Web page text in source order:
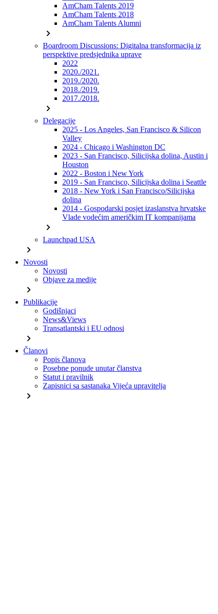
AmCham Talents 2019
AmCham Talents 2018
AmCham Talents Alumni
chevron_right
Boardroom Discussions: Digitalna transformacija iz
perspektive predsjednika uprave
2022
2020./2021.
2019./2020.
2018./2019.
2017./2018.
chevron_right
Delegacije
2025 - Los Angeles, San Francisco & Silicon
Valley
2024 - Chicago i Washington DC
2023 - San Francisco, Silicijska dolina, Austin i
Houston
2022 - Boston i New York
2019 - San Francisco, Silicijska dolina i Seattle
2018 - New York i San Francisco/Silicijska
dolina
2014 - Gospodarski posjet izaslanstva hrvatske
Vlade vodećim američkim IT kompanijama
chevron_right
Launchpad USA
chevron_right
Novosti
Novosti
Objave za medije
chevron_right
Publikacije
Godišnjaci
News&Views
Transatlantski i EU odnosi
chevron_right
Članovi
Popis članova
Posebne ponude unutar članstva
Statut i pravilnik
Zapisnici sa sastanaka Vijeća upravitelja
chevron_right